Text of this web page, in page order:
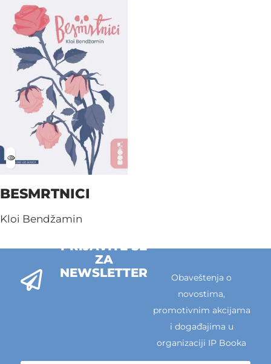
BESMRTNICI
Kloi Bendžamin
PRIJAVITE SE
ZA
NEWSLETTER
Obaveštenja o
novostima,
promotivnim akcijama
i događajima u
organizaciji IP Booka